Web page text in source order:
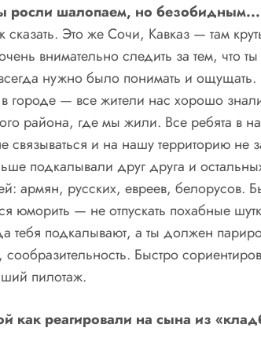
шалопаем, но безобидным...
сказать. Это же Сочи, Кавказ — там
внимательно следить за тем, что
нужно было понимать и
городе — все жители нас хорошо
района, где мы жили. Все ребята
связываться и на нашу территорию
подкалывали друг друга и
армян, русских, евреев, белорусов.
юморить — не отпускать похабные
тебя подкалывают, а ты должен
сообразительность. Быстро
пилотаж.
как реагировали на сына из